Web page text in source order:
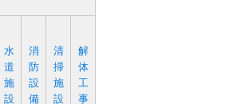
水
道
施
設
消
防
設
備
清
掃
施
設
解
体
工
事